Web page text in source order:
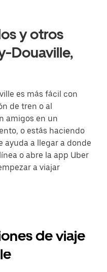
y otros
Douaville,
es más fácil con
de tren o al
amigos en un
o estás haciendo
ayuda a llegar a donde
o abre la app Uber
a viajar
de viaje